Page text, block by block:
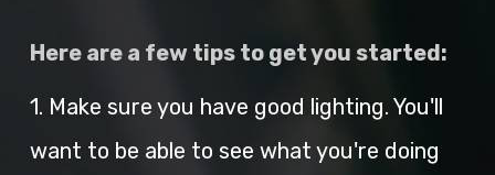
Here are a few tips to get you started:
1. Make sure you have good lighting. You'll
want to be able to see what you're doing